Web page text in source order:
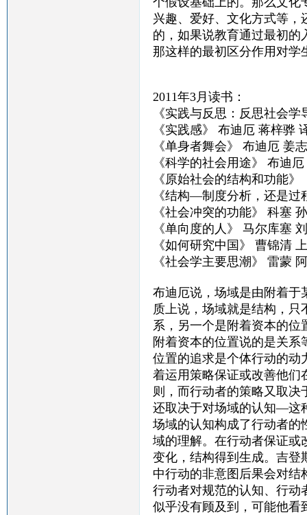
兴趣、爱好、文化方式等，
的，如果说教育通过最初的
那这样的最初区分作用对学
2011年3月读书：
《实践与反思：反思社会
《实践感》 布迪厄 蒋梓骅
《单身者舞会》 布迪厄 姜
《科学的社会用途》 布迪
《原始社会的结构和功能
《结构—制度分析，还是
《社会冲突的功能》 科塞
《单向度的人》 马尔库塞
《如何研究中国》 曹锦清
《社会学主要思潮》 雷蒙
布迪厄说，场域是由附着于
质上说，场域就是结构，
系，另一个是附着资本的位
附着资本的位置说的是关
位置的追求是个体行动的动
着运用策略保证或改善他们
则，而行动者的策略又取
还取决于对场域的认知—这
场域的认知构成了行动者的
域的理解。在行动者保证或
变化，结构得到生成。吉登
中行动的非意图后果会对结
行动者对规范的认知、行动
似乎没有顾及到，可能他看